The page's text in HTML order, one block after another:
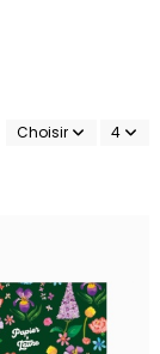
Choisir 4